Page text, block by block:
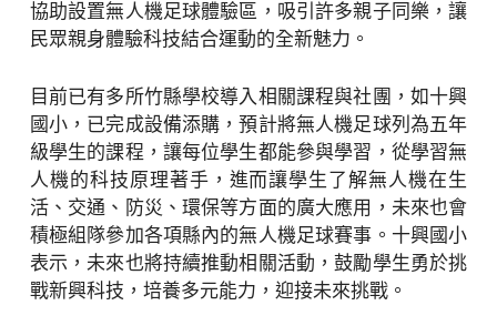
協助設置無人機足球體驗區，吸引許多親子同樂，讓
民眾親身體驗科技結合運動的全新魅力。
目前已有多所竹縣學校導入相關課程與社團，如十興
國小，已完成設備添購，預計將無人機足球列為五年
級學生的課程，讓每位學生都能參與學習，從學習無
人機的科技原理著手，進而讓學生了解無人機在生
活、交通、防災、環保等方面的廣大應用，未來也會
積極組隊參加各項縣內的無人機足球賽事。十興國小
表示，未來也將持續推動相關活動，鼓勵學生勇於挑
戰新興科技，培養多元能力，迎接未來挑戰。